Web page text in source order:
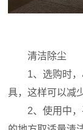
清洁除尘
1、选购时，
具，这样可以减
2、使用中，